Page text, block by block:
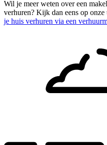
Wil je meer weten over een
verhuren? Kijk dan eens op
je huis verhuren via een